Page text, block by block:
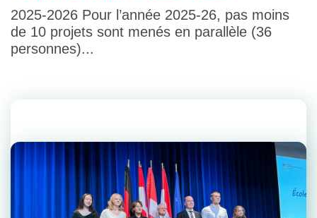
2025-2026 Pour l’année 2025-26, pas moins
de 10 projets sont menés en parallèle (36
personnes)...